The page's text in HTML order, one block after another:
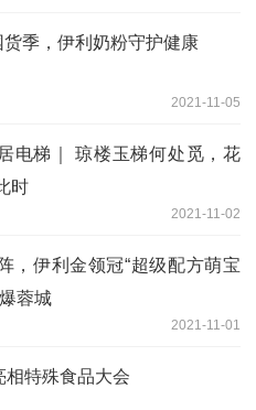
货季，伊利奶粉守护健康
2021-11-05
电梯｜ 琼楼玉梯何处觅，花
时
2021-11-02
，伊利金领冠“超级配方萌宝
蓉城
2021-11-01
相特殊食品大会